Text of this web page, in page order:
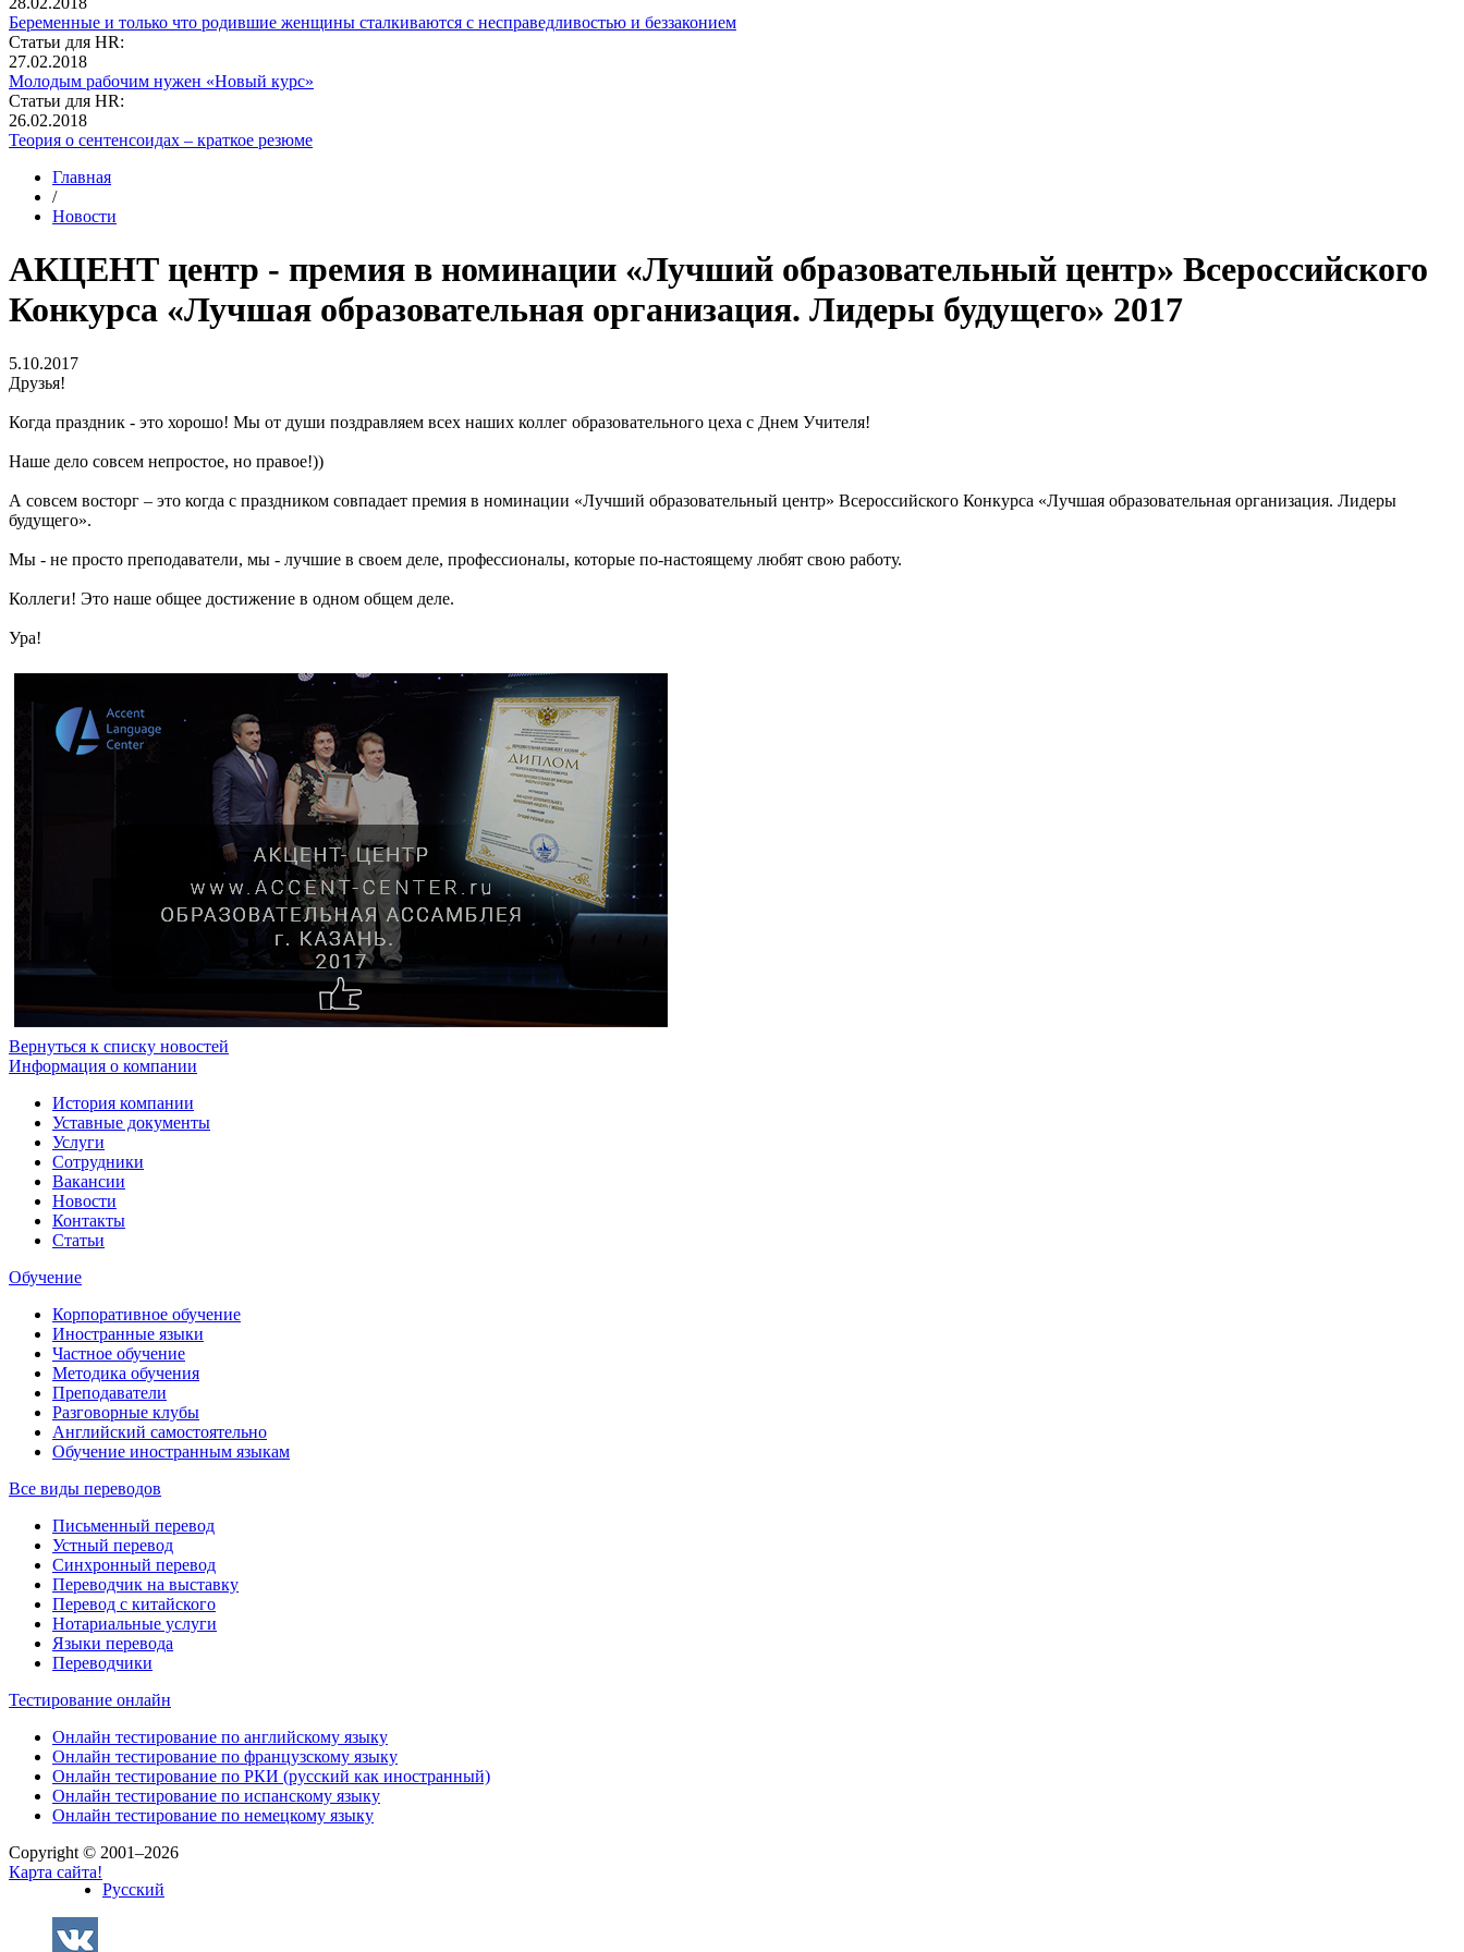
Беременные и только что родившие женщины сталкиваются с несправедливостью и беззаконием
Статьи для HR:
27.02.2018
Молодым рабочим нужен «Новый курс»
Статьи для HR:
26.02.2018
Теория о сентенсоидах – краткое резюме
Главная
/
Новости
АКЦЕНТ центр - премия в номинации «Лучший образовательный центр» Всероссийского
Конкурса «Лучшая образовательная организация. Лидеры будущего» 2017
5.10.2017
Друзья!
Когда праздник - это хорошо! Мы от души поздравляем всех наших коллег образовательного цеха с Днем Учителя!
Наше дело совсем непростое, но правое!))
А совсем восторг – это когда с праздником совпадает премия в номинации «Лучший образовательный центр» Всероссийского Конкурса «Лучшая образовательная организация. Лидеры
будущего».
Мы - не просто преподаватели, мы - лучшие в своем деле, профессионалы, которые по-настоящему любят свою работу.
Коллеги! Это наше общее достижение в одном общем деле.
Ура!
Вернуться к списку новостей
Информация о компании
История компании
Уставные документы
Услуги
Сотрудники
Вакансии
Новости
Контакты
Статьи
Обучение
Корпоративное обучение
Иностранные языки
Частное обучение
Методика обучения
Преподаватели
Разговорные клубы
Английский самостоятельно
Обучение иностранным языкам
Все виды переводов
Письменный перевод
Устный перевод
Синхронный перевод
Переводчик на выставку
Перевод с китайского
Нотариальные услуги
Языки перевода
Переводчики
Тестирование онлайн
Онлайн тестирование по английскому языку
Онлайн тестирование по французскому языку
Онлайн тестирование по РКИ (русский как иностранный)
Онлайн тестирование по испанскому языку
Онлайн тестирование по немецкому языку
Copyright © 2001–2026
Карта сайта!
Русский